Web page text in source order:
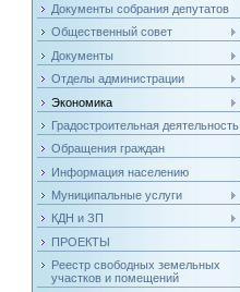
Документы собрания депутатов
Общественный совет
Документы
Отделы администрации
Экономика
Градостроительная деятельность
Обращения граждан
Информация населению
Муниципальные услуги
КДН и ЗП
ПРОЕКТЫ
Реестр свободных земельных
участков и помещений